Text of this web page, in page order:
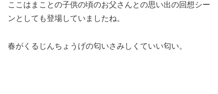
ここはまことの子供の頃のお父さんとの思い出の回想シー
ンとしても登場していましたね。
春がくるじんちょうげの匂いさみしくていい匂い。